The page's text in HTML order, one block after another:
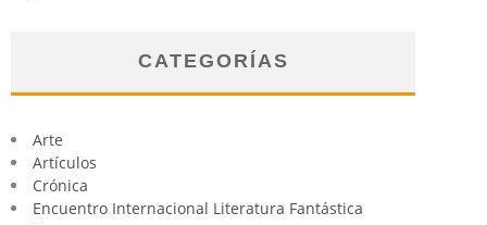
CATEGORÍAS
Arte
Artículos
Crónica
Encuentro Internacional Literatura Fantástica